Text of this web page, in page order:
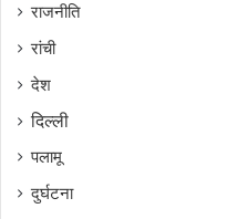
राजनीति
रांची
देश
दिल्‍ली
पलामू
दुर्घटना